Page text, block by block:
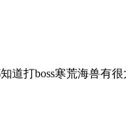
打boss寒荒海兽有